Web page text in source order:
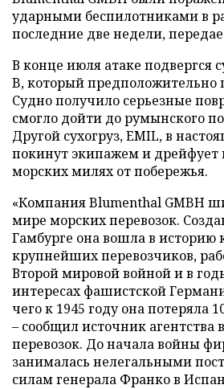
ударными беспилотниками в
последние две недели,
В конце июля атаке подвергся
B, который предположительно
Судно получило серьезные
смогло дойти до румынского
Другой сухогруз, EMIL, в
покинут экипажем и дрейфует
морских милях от побережья.
«Компания Blumenthal GMBH
мире морских перевозок.
Гамбурге она вошла в историю
крупнейших перевозчиков,
Второй мировой войной и в
интересах фашистской
чего к 1945 году она потеряла
– сообщил источник агентства
перевозок. До начала войны
занималась нелегальными
силам генерала Франко в